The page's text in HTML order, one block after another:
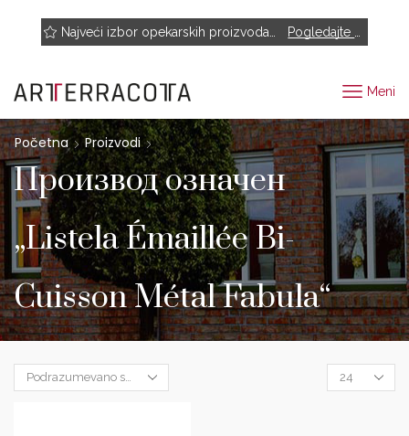
Meni
Početna Proizvodi
Производ oзначен
„Listela Émaillée Bi-
Cuisson Métal Fabula“
Products
per